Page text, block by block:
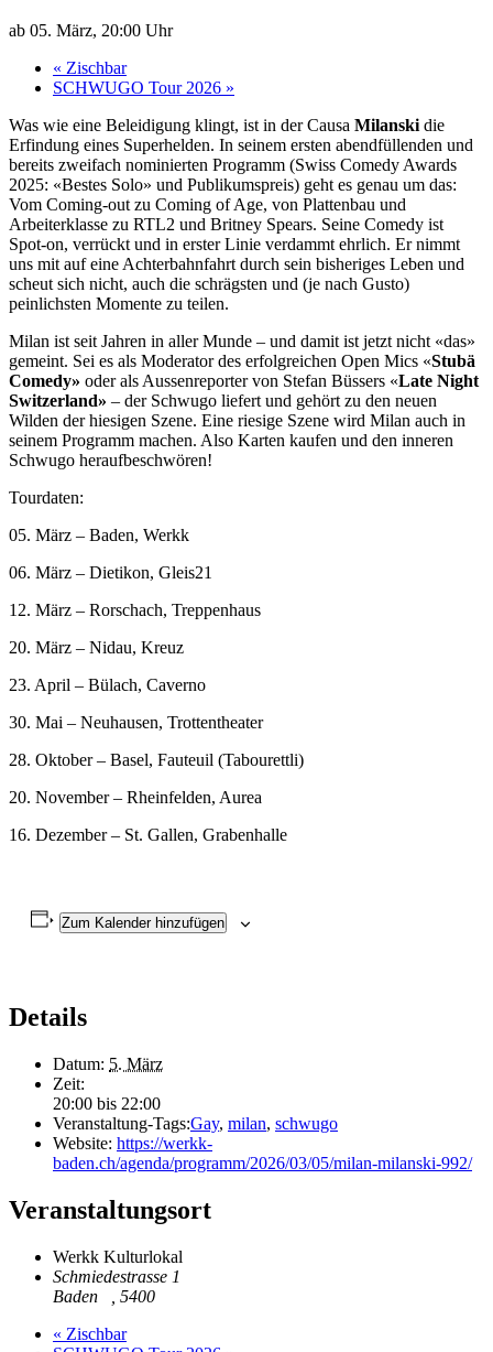
ab 05. März, 20:00 Uhr
« Zischbar
SCHWUGO Tour 2026 »
Was wie eine Beleidigung klingt, ist in der Causa Milanski die
Erfindung eines Superhelden. In seinem ersten abendfüllenden und
bereits zweifach nominierten Programm (Swiss Comedy Awards
2025: «Bestes Solo» und Publikumspreis) geht es genau um das:
Vom Coming-out zu Coming of Age, von Plattenbau und
Arbeiterklasse zu RTL2 und Britney Spears. Seine Comedy ist
Spot-on, verrückt und in erster Linie verdammt ehrlich. Er nimmt
uns mit auf eine Achterbahnfahrt durch sein bisheriges Leben und
scheut sich nicht, auch die schrägsten und (je nach Gusto)
peinlichsten Momente zu teilen.
Milan ist seit Jahren in aller Munde – und damit ist jetzt nicht «das»
gemeint. Sei es als Moderator des erfolgreichen Open Mics «Stubä
Comedy» oder als Aussenreporter von Stefan Büssers «Late Night
Switzerland» – der Schwugo liefert und gehört zu den neuen
Wilden der hiesigen Szene. Eine riesige Szene wird Milan auch in
seinem Programm machen. Also Karten kaufen und den inneren
Schwugo heraufbeschwören!
Tourdaten:
05. März – Baden, Werkk
06. März – Dietikon, Gleis21
12. März – Rorschach, Treppenhaus
20. März – Nidau, Kreuz
23. April – Bülach, Caverno
30. Mai – Neuhausen, Trottentheater
28. Oktober – Basel, Fauteuil (Tabourettli)
20. November – Rheinfelden, Aurea
16. Dezember – St. Gallen, Grabenhalle
Zum Kalender hinzufügen
Details
Datum: 5. März
Zeit:
20:00 bis 22:00
Veranstaltung-Tags:Gay, milan, schwugo
Website: https://werkk-
baden.ch/agenda/programm/2026/03/05/milan-milanski-992/
Veranstaltungsort
Werkk Kulturlokal
Schmiedestrasse 1
Baden
5400
« Zischbar